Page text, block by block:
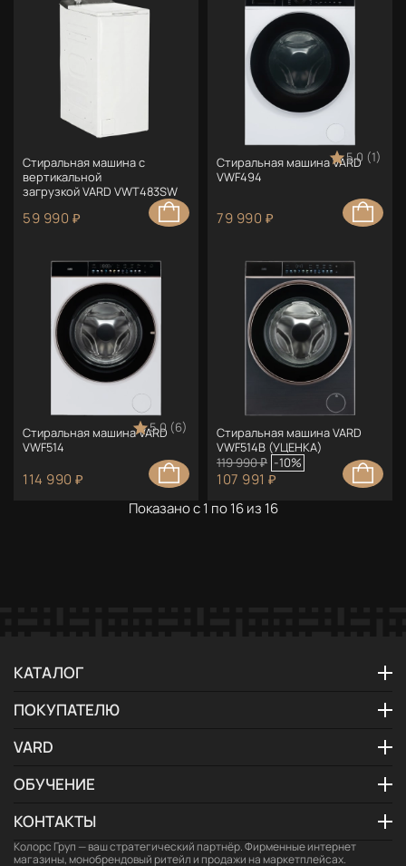
Стиральная машина с
вертикальной
загрузкой VARD VWT483SW
59 990 ₽
5.0 (1)
Стиральная машина VARD
VWF494
79 990 ₽
5.0 (6)
Стиральная машина VARD
VWF514
114 990 ₽
Стиральная машина VARD
VWF514B (УЦЕНКА)
119 990 ₽ -10%
107 991 ₽
Показано с 1 по 16 из 16
КАТАЛОГ
ПОКУПАТЕЛЮ
VARD
ОБУЧЕНИЕ
КОНТАКТЫ
Колорс Груп — ваш стратегический партнёр. Фирменные интернет
магазины, монобрендовый ритейл и продажи на маркетплейсах.